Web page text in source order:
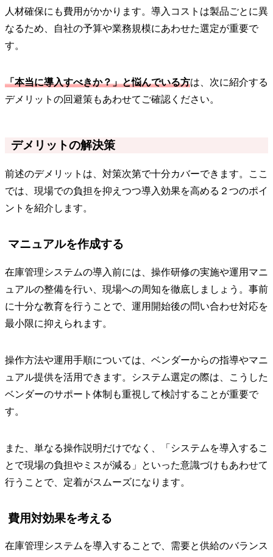
人材確保にも費用がかかります。導入コストは製品ごとに異
なるため、自社の予算や業務規模にあわせた選定が重要で
す。
「本当に導入すべきか？」と悩んでいる方は、次に紹介する
デメリットの回避策もあわせてご確認ください。
デメリットの解決策
前述のデメリットは、対策次第で十分カバーできます。ここ
では、現場での負担を抑えつつ導入効果を高める２つのポイ
ントを紹介します。
マニュアルを作成する
在庫管理システムの導入前には、操作研修の実施や運用マニ
ュアルの整備を行い、現場への周知を徹底しましょう。事前
に十分な教育を行うことで、運用開始後の問い合わせ対応を
最小限に抑えられます。
操作方法や運用手順については、ベンダーからの指導やマニ
ュアル提供を活用できます。システム選定の際は、こうした
ベンダーのサポート体制も重視して検討することが重要で
す。
また、単なる操作説明だけでなく、「システムを導入するこ
とで現場の負担やミスが減る」といった意識づけもあわせて
行うことで、定着がスムーズになります。
費用対効果を考える
在庫管理システムを導入することで、需要と供給のバランス